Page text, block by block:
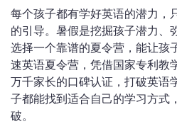
每个孩子都有学好英语的潜力，
的引导。暑假是挖掘孩子潜力、
选择一个靠谱的夏令营，能让孩
速英语夏令营，凭借国家专利教
万千家长的口碑认证，打破英语
子都能找到适合自己的学习方式
破。